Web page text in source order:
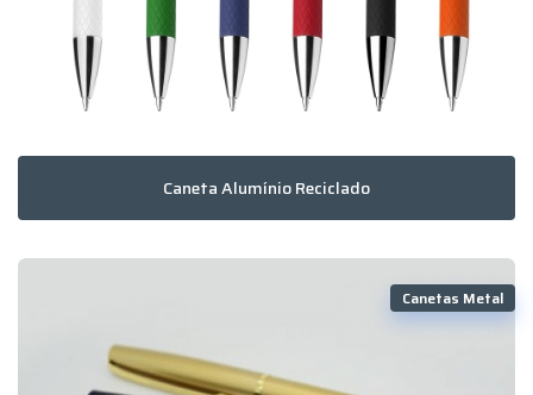
Caneta Alumínio Reciclado
Canetas Metal